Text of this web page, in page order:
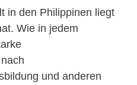
in den Philippinen liegt
Wie in jedem
und anderen